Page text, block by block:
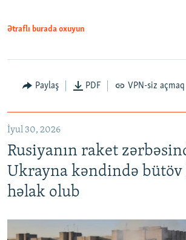
Ətraflı burada oxuyun
Paylaş PDF VPN-siz açmaq
İyul 30, 2026
Rusiyanın raket
Ukrayna kəndində
həlak olub